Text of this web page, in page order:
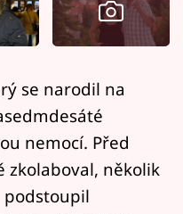
se narodil na
nemocí. Před
zkolaboval, několik
podstoupil